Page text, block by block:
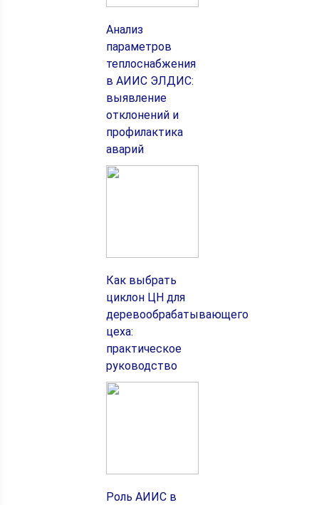
Анализ
параметров
теплоснабжения
в АИИС ЭЛДИС:
выявление
отклонений и
профилактика
аварий
Как выбрать
циклон ЦН для
деревообрабатывающего
цеха:
практическое
руководство
Роль АИИС в